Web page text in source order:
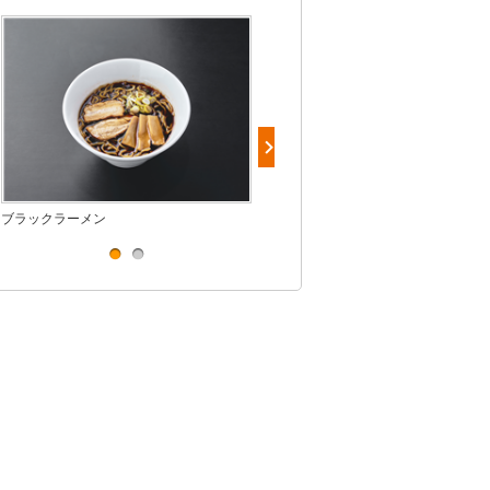
ブラックラーメン